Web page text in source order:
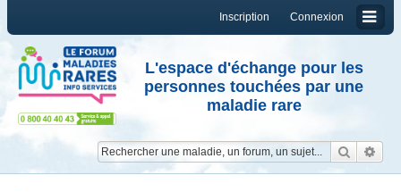
Connexion
Inscription
L'espace d'échange pour les
personnes touchées par une
maladie rare